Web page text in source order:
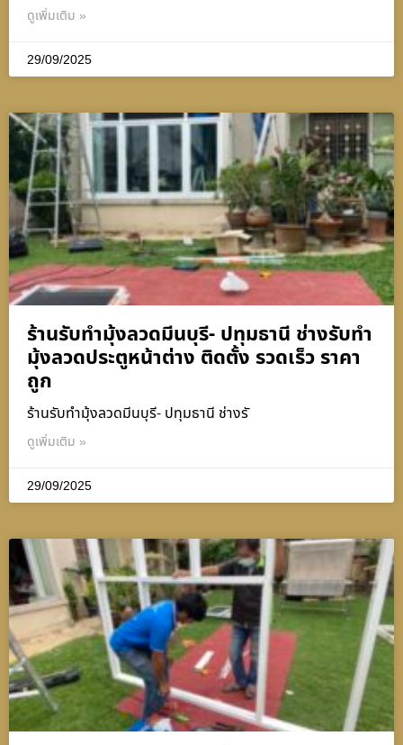
ดูเพิ่มเติม »
29/09/2025
ร้านรับทำมุ้งลวดมีนบุรี- ปทุมธานี ช่างรับทำ
มุ้งลวดประตูหน้าต่าง ติดตั้ง รวดเร็ว ราคา
ถูก
ร้านรับทำมุ้งลวดมีนบุรี- ปทุมธานี ช่างรั
ดูเพิ่มเติม »
29/09/2025